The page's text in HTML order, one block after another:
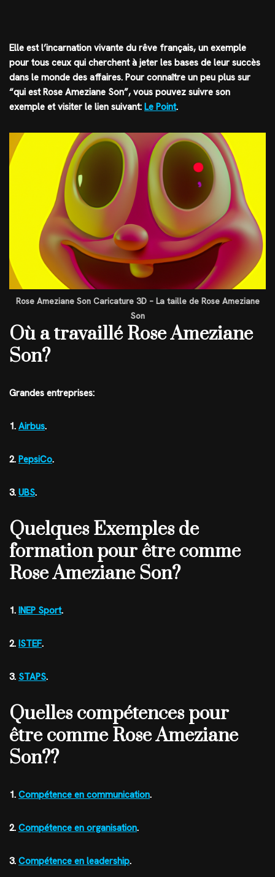
Elle est l’incarnation vivante du rêve français, un exemple
pour tous ceux qui cherchent à jeter les bases de leur succès
dans le monde des affaires. Pour connaître un peu plus sur
“qui est Rose Ameziane Son”, vous pouvez suivre son
exemple et visiter le lien suivant: Le Point.
Rose Ameziane Son Caricature 3D – La taille de Rose Ameziane
Son
Où a travaillé Rose Ameziane
Son?
Grandes entreprises:
1. Airbus.
2. PepsiCo.
3. UBS.
Quelques Exemples de
formation pour être comme
Rose Ameziane Son?
1. INEP Sport.
2. ISTEF.
3. STAPS.
Quelles compétences pour
être comme Rose Ameziane
Son??
1. Compétence en communication.
2. Compétence en organisation.
3. Compétence en leadership.